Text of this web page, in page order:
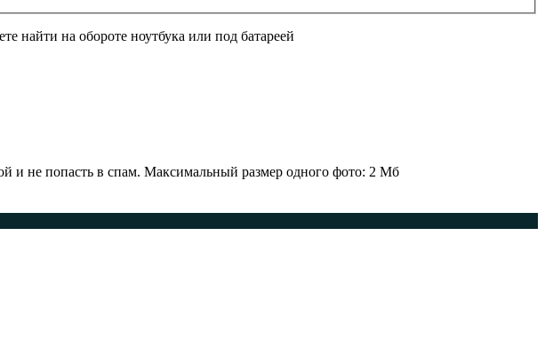
найти на обороте ноутбука или под батареей
и не попасть в спам. Максимальный размер одного фото: 2 Мб